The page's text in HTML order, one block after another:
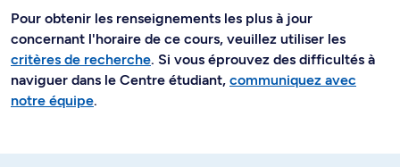
Pour obtenir les renseignements les plus à jour
concernant l'horaire de ce cours, veuillez utiliser les
critères de recherche. Si vous éprouvez des difficultés à
naviguer dans le Centre étudiant, communiquez avec
notre équipe.